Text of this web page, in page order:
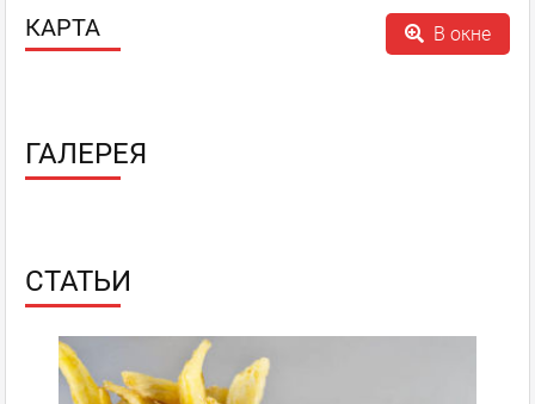
КАРТА В окне
ГАЛЕРЕЯ
СТАТЬИ